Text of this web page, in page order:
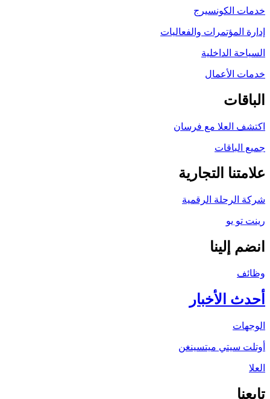
خدمات الكونسيرج
إدارة المؤتمرات والفعاليات
السياحة الداخلية
خدمات الأعمال
الباقات
اكتشف العلا مع فرسان
جميع الباقات
علامتنا التجارية
شركة الرحلة الرقمية
رينت تو يو
انضم إلينا
وظائف
أحدث الأخبار
الوجهات
أوتلت سيتي ميتسينغن
العلا
تابعنا